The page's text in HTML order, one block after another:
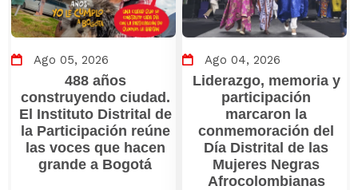
Ago 05, 2026
488 años
construyendo ciudad.
El Instituto Distrital de
la Participación reúne
las voces que hacen
grande a Bogotá
Ago 04, 2026
Liderazgo, memoria y
participación
marcaron la
conmemoración del
Día Distrital de las
Mujeres Negras
Afrocolombianas